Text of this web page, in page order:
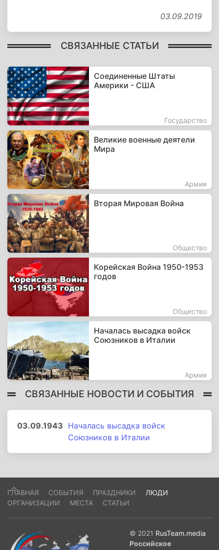
03.09.2019
СВЯЗАННЫЕ СТАТЬИ
Соединенные Штаты
Америки - США
Государство
Великие военные деятели
Мира
Армия
Вторая Мировая Война
Общество
Корейская Война 1950-1953
годов
Общество
Началась высадка войск
Союзников в Италии
Армия
СВЯЗАННЫЕ НОВОСТИ И СОБЫТИЯ
03.09.1943 Началась высадка войск
Союзников в Италии
ГЛАВНАЯ СОБЫТИЯ ПРАЗДНИКИ
ЛЮДИ
ОРГАНИЗАЦИИ
МЕСТА СТАТЬИ
© 2021 RusTeam.media
Российское